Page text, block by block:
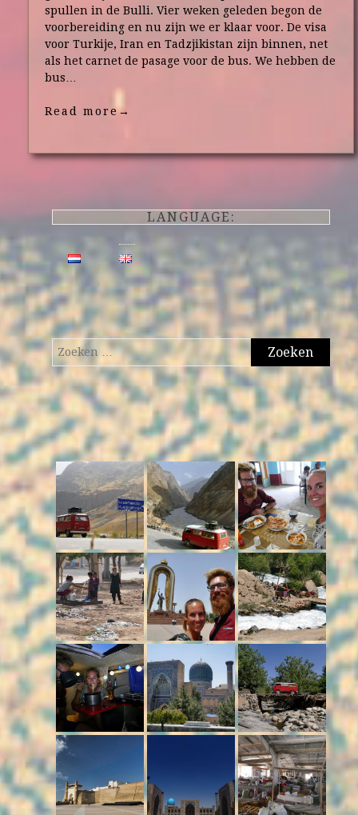
spullen in de Bulli. Vier weken geleden begon de
voorbereiding en nu zijn we er klaar voor. De visa
voor Turkije, Iran en Tadzjikistan zijn binnen, net
als het carnet de pasage voor de bus. We hebben de
bus…
Read more→
LANGUAGE:
Zoeken
naar: